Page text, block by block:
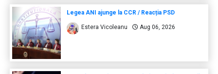
Legea ANI ajunge la CCR / Reacția PSD
Estera Vicoleanu Aug 06, 2026